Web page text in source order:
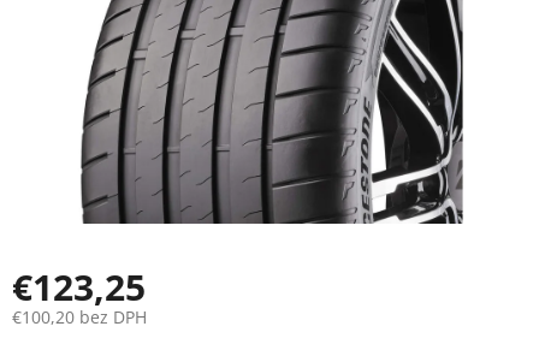
€123,25
€100,20 bez DPH